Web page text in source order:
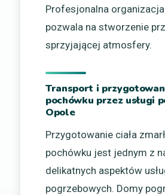
Profesjonalna
pozwala na stworzenie
sprzyjającej atmosfery.
Transport i
pochówku przez usługi
Opole
Przygotowanie ciała
pochówku jest jednym z
delikatnych aspektów
pogrzebowych. Domy